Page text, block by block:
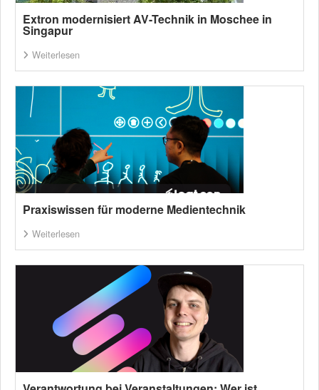
Extron modernisiert AV-Technik in Moschee in
Singapur
Weiterlesen
Praxiswissen für moderne Medientechnik
Weiterlesen